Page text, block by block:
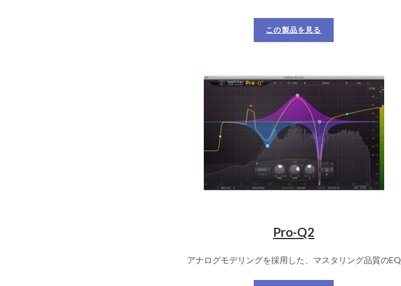
この製品を見る
Pro-Q2
アナログモデリングを採用した、マスタリング品質のEQ